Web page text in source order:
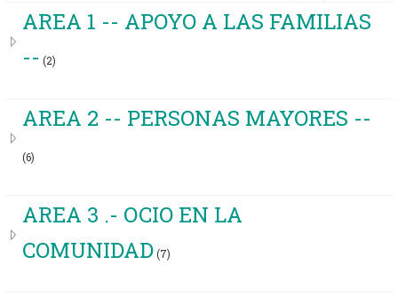
AREA 1 -- APOYO A LAS FAMILIAS
-- (2)
AREA 2 -- PERSONAS MAYORES --
(6)
AREA 3 .- OCIO EN LA
COMUNIDAD (7)